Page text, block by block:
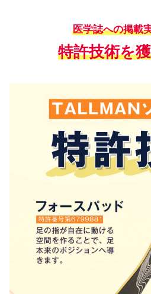
医学誌への掲載
特許技術を